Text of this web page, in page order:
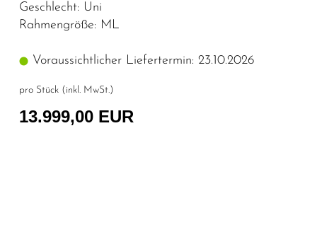
Geschlecht: Uni
Rahmengröße: ML
Voraussichtlicher Liefertermin: 23.10.2026
pro Stück (inkl. MwSt.)
13.999,00 EUR